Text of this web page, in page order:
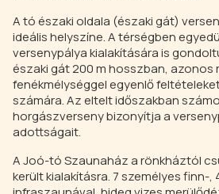
A tó északi oldala (északi gát)
ideális helyszíne. A térségben
versenypálya kialakítására is
északi gát 200 m hosszban, azonos
fenékmélységgel egyenlő
számára. Az eltelt időszakban
horgászverseny bizonyítja a
adottságait.
A Joó-tó Szaunaház a rönkháztól
került kialakításra. 7 személyes finn-,